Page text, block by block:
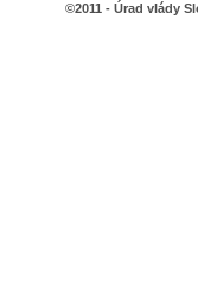
©2011 - Úrad vlády